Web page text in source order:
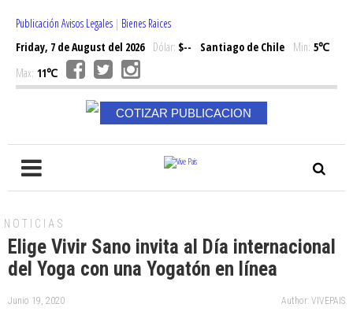
Publicación Avisos Legales | Bienes Raices
Friday, 7 de August del 2026Dólar: $-- Santiago de Chile Min: 5℃
Max: 11℃
COTIZAR PUBLICACION
NOTICIAS
Elige Vivir Sano invita al Día internacional
del Yoga con una Yogatón en línea
Junio 19, 2020 Author: VIVEPAIS